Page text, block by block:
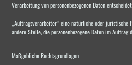
Verarbeitung von personenbezogenen Daten
„Auftragsverarbeiter“ eine natürliche oder juristische
andere Stelle, die personenbezogene Daten im
Maßgebliche Rechtsgrundlagen